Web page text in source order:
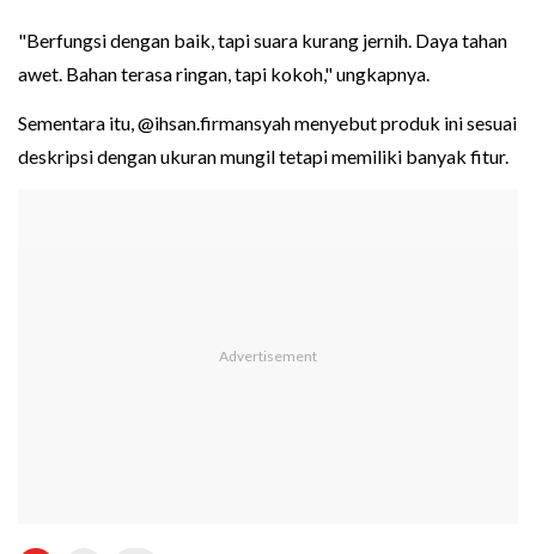
"Berfungsi dengan baik, tapi suara kurang jernih. Daya tahan
awet. Bahan terasa ringan, tapi kokoh," ungkapnya.
Sementara itu, @ihsan.firmansyah menyebut produk ini sesuai
deskripsi dengan ukuran mungil tetapi memiliki banyak fitur.